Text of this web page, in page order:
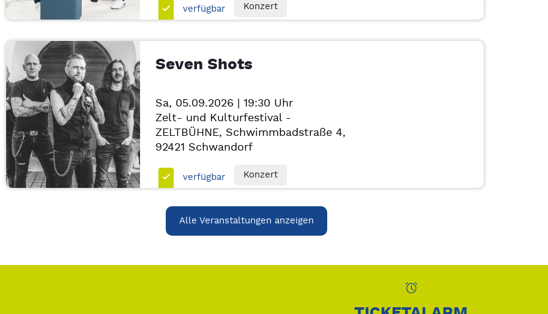
verfügbar Konzert
Seven Shots
Sa, 05.09.2026 | 19:30 Uhr
Zelt- und Kulturfestival -
ZELTBÜHNE, Schwimmbadstraße 4,
92421 Schwandorf
verfügbar Konzert
Alle Veranstaltungen anzeigen